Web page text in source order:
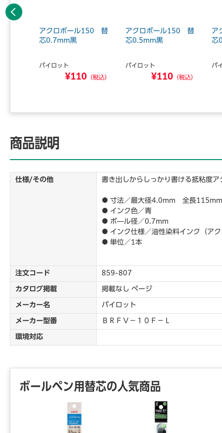
アクロボール150 替
芯0.7mm黒
パイロット
¥110 （税込）
アクロボール150 替
芯0.5mm黒
パイロット
¥110 （税込）
ア
芯
パ
前へ
商品説明
仕様/その他 書き出しからしっかり書ける抵粘度
● 寸法／最大径4.0mm 全長115mm
● インク色／青
● ボ―ル径／0.7mm
● インク仕様／油性染料インク（ア
● 単位／1本
注文コード 859-807
カタログ掲載 掲載なし ページ
メーカー名 パイロット
メーカー型番 ＢＲＦＶ－１０Ｆ－Ｌ
環境対応
ボールペン用替芯の人気商品